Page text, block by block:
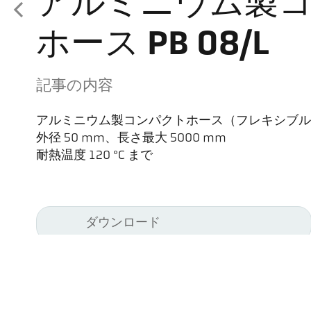
ホース PB 08/L
記事の内容
アルミニウム製コンパクトホース（フレキシブル
外径 50 mm、長さ最大 5000 mm
耐熱温度 120 °C まで
ダウンロード